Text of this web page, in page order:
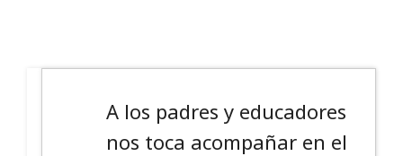
A los padres y educadores
nos toca acompañar en el